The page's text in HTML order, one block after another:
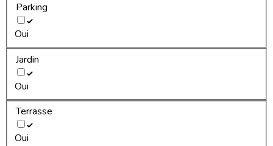
Parking
Oui
Jardin
Oui
Terrasse
Oui